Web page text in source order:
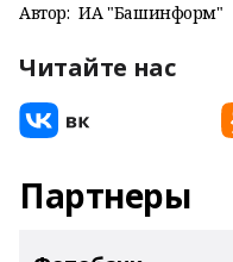
Автор: ИА "Башинформ"
Читайте нас
Партнеры